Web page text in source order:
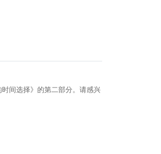
间选择》的第二部分。请感兴